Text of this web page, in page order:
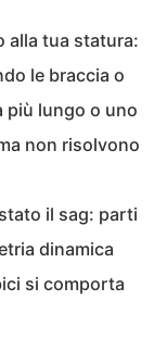
alla tua statura:
le braccia o
più lungo o uno
non risolvono
il sag: parti
dinamica
si comporta